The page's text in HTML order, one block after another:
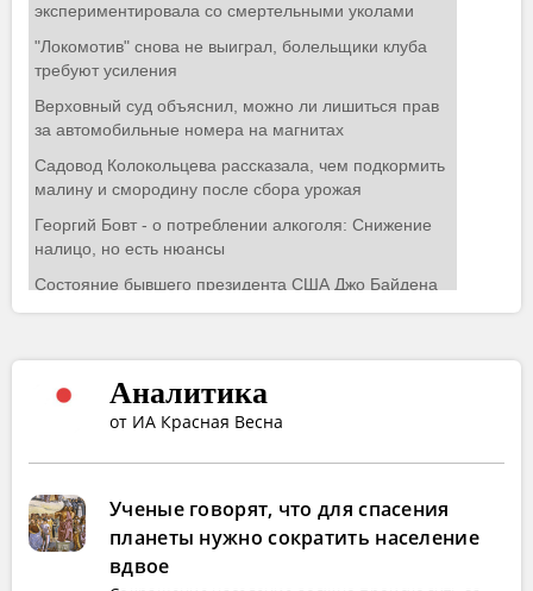
Аналитика
от ИА Красная Весна
Ученые говорят, что для спасения
планеты нужно сократить население
вдвое